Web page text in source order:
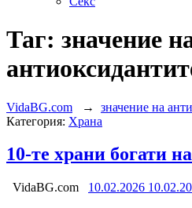
Таг: значение
VidaBG.com → значение на
Категория: Храна
10-те храни богати
VidaBG.com 10.02.2026